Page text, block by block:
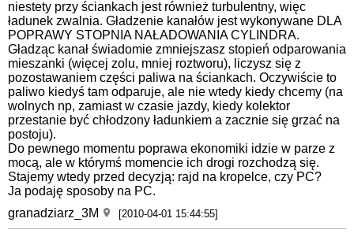
niestety przy ściankach jest również turbulentny, więc
ładunek zwalnia. Gładzenie kanałów jest wykonywane DLA
POPRAWY STOPNIA NAŁADOWANIA CYLINDRA.
Gładząc kanał świadomie zmniejszasz stopień odparowania
mieszanki (więcej zolu, mniej roztworu), liczysz się z
pozostawaniem części paliwa na ściankach. Oczywiście to
paliwo kiedyś tam odparuje, ale nie wtedy kiedy chcemy (na
wolnych np, zamiast w czasie jazdy, kiedy kolektor
przestanie być chłodzony ładunkiem a zacznie się grzać na
postoju).
Do pewnego momentu poprawa ekonomiki idzie w parze z
mocą, ale w którymś momencie ich drogi rozchodzą się.
Stajemy wtedy przed decyzją: rajd na kropelce, czy PC?
Ja podaję sposoby na PC.
granadziarz_3M
[2010-04-01 15:44:55]